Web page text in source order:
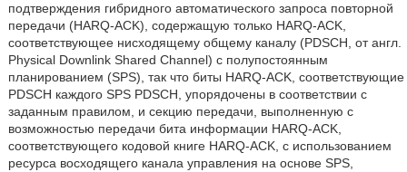
подтверждения гибридного автоматического запроса повторной
передачи (HARQ-ACK), содержащую только HARQ-ACK,
соответствующее нисходящему общему каналу (PDSCH, от англ.
Physical Downlink Shared Channel) с полупостоянным
планированием (SPS), так что биты HARQ-ACK, соответствующие
PDSCH каждого SPS PDSCH, упорядочены в соответствии с
заданным правилом, и секцию передачи, выполненную с
возможностью передачи бита информации HARQ-ACK,
соответствующего кодовой книге HARQ-ACK, с использованием
ресурса восходящего канала управления на основе SPS,